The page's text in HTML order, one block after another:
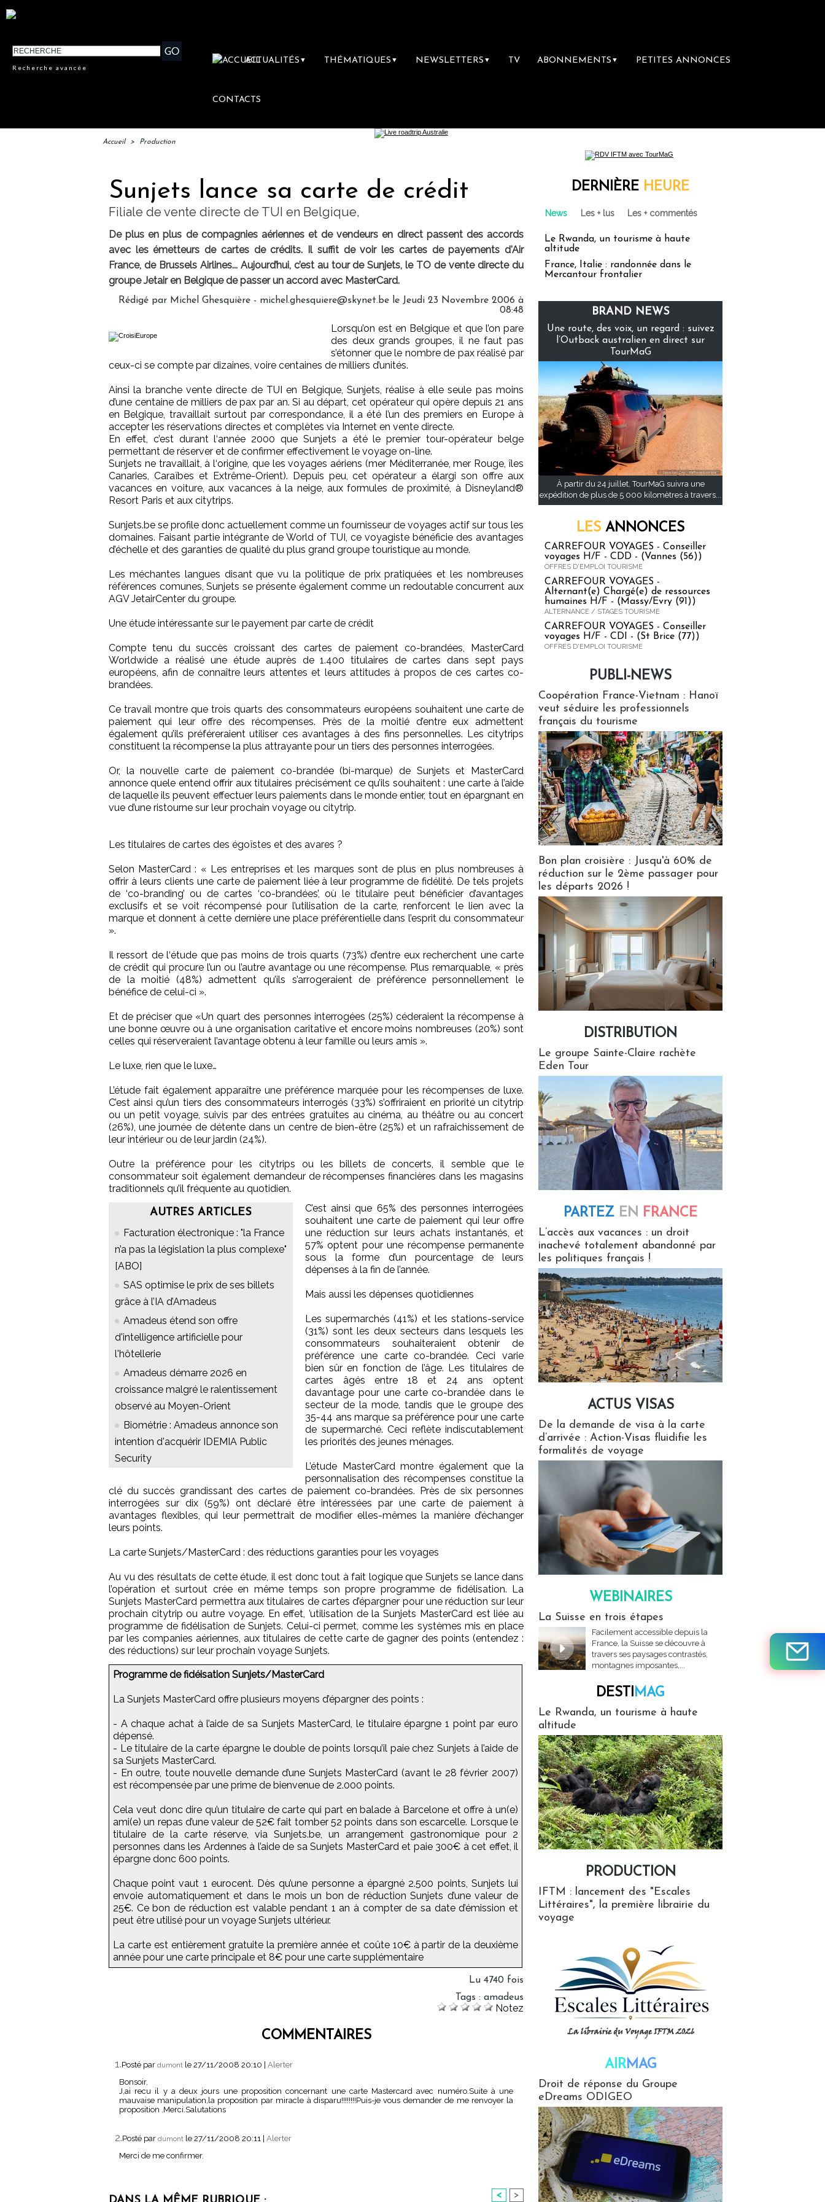
Recherche avancée
ACTUALITÉS ▼ THÉMATIQUES ▼ NEWSLETTERS ▼ TV ABONNEMENTS ▼ PETITES ANNONCES
CONTACTS
Accueil > Production
Sunjets lance sa carte de crédit
Filiale de vente directe de TUI en Belgique,
De plus en plus de compagnies aériennes et de vendeurs en direct passent des accords
avec les émetteurs de cartes de crédits. Il suffit de voir les cartes de payements d'Air
France, de Brussels Airlines... Aujourd’hui, c’est au tour de Sunjets, le TO de vente directe du
groupe Jetair en Belgique de passer un accord avec MasterCard.
Rédigé par Michel Ghesquière - michel.ghesquiere@skynet.be le Jeudi 23 Novembre 2006 à
08:48
Lorsqu’on est en Belgique et que l’on pare
des deux grands groupes, il ne faut pas
s’étonner que le nombre de pax réalisé par
ceux-ci se compte par dizaines, voire centaines de milliers d’unités.
Ainsi la branche vente directe de TUI en Belgique, Sunjets, réalise à elle seule pas moins
d’une centaine de milliers de pax par an. Si au départ, cet opérateur qui opère depuis 21 ans
en Belgique, travaillait surtout par correspondance, il a été l’un des premiers en Europe à
accepter les réservations directes et complètes via Internet en vente directe.
En effet, c’est durant l‘année 2000 que Sunjets a été le premier tour-opérateur belge
permettant de réserver et de confirmer effectivement le voyage on-line.
Sunjets ne travaillait, à l‘origine, que les voyages aériens (mer Méditerranée, mer Rouge, îles
Canaries, Caraïbes et Extrême-Orient). Depuis peu, cet opérateur a élargi son offre aux
vacances en voiture, aux vacances à la neige, aux formules de proximité, à Disneyland®
Resort Paris et aux citytrips.
Sunjets.be se profile donc actuellement comme un fournisseur de voyages actif sur tous les
domaines. Faisant partie intégrante de World of TUI, ce voyagiste bénéficie des avantages
d’échelle et des garanties de qualité du plus grand groupe touristique au monde.
Les méchantes langues disant que vu la politique de prix pratiquées et les nombreuses
références comunes, Sunjets se présente également comme un redoutable concurrent aux
AGV JetairCenter du groupe.
Une étude intéressante sur le payement par carte de crédit
Compte tenu du succès croissant des cartes de paiement co-brandées, MasterCard
Worldwide a réalisé une étude auprès de 1.400 titulaires de cartes dans sept pays
européens, afin de connaître leurs attentes et leurs attitudes à propos de ces cartes co-
brandées.
Ce travail montre que trois quarts des consommateurs européens souhaitent une carte de
paiement qui leur offre des récompenses. Près de la moitié d’entre eux admettent
également qu’ils préféreraient utiliser ces avantages à des fins personnelles. Les citytrips
constituent la récompense la plus attrayante pour un tiers des personnes interrogées.
Or, la nouvelle carte de paiement co-brandée (bi-marque) de Sunjets et MasterCard
annonce quele entend offrir aux titulaires précisément ce qu’ils souhaitent : une carte à l’aide
de laquelle ils peuvent effectuer leurs paiements dans le monde entier, tout en épargnant en
vue d’une ristourne sur leur prochain voyage ou citytrip.
Les titulaires de cartes des égoïstes et des avares ?
Selon MasterCard : « Les entreprises et les marques sont de plus en plus nombreuses à
offrir à leurs clients une carte de paiement liée à leur programme de fidélité. De tels projets
de ‘co-branding’ ou de cartes ‘co-brandées’, où le titulaire peut bénéficier d’avantages
exclusifs et se voit récompensé pour l’utilisation de la carte, renforcent le lien avec la
marque et donnent à cette dernière une place préférentielle dans l’esprit du consommateur
».
Il ressort de l‘étude que pas moins de trois quarts (73%) d’entre eux recherchent une carte
de crédit qui procure l’un ou l’autre avantage ou une récompense. Plus remarquable, « près
de la moitié (48%) admettent qu’ils s’arrogeraient de préférence personnellement le
bénéfice de celui-ci ».
Et de préciser que «Un quart des personnes interrogées (25%) céderaient la récompense à
une bonne œuvre ou à une organisation caritative et encore moins nombreuses (20%) sont
celles qui réserveraient l’avantage obtenu à leur famille ou leurs amis ».
Le luxe, rien que le luxe…
L’étude fait également apparaître une préférence marquée pour les récompenses de luxe.
C’est ainsi qu’un tiers des consommateurs interrogés (33%) s’offriraient en priorité un citytrip
ou un petit voyage, suivis par des entrées gratuites au cinéma, au théâtre ou au concert
(26%), une journée de détente dans un centre de bien-être (25%) et un rafraîchissement de
leur intérieur ou de leur jardin (24%).
Outre la préférence pour les citytrips ou les billets de concerts, il semble que le
consommateur soit également demandeur de récompenses financières dans les magasins
traditionnels qu’il fréquente au quotidien.
AUTRES ARTICLES
Facturation électronique : "la France
n’a pas la législation la plus complexe"
[ABO]
SAS optimise le prix de ses billets
grâce à l’IA d’Amadeus
Amadeus étend son offre
d'intelligence artificielle pour
l'hôtellerie
Amadeus démarre 2026 en
croissance malgré le ralentissement
observé au Moyen-Orient
Biométrie : Amadeus annonce son
intention d'acquérir IDEMIA Public
Security
C’est ainsi que 65% des personnes interrogées
souhaitent une carte de paiement qui leur offre
une réduction sur leurs achats instantanés, et
57% optent pour une récompense permanente
sous la forme d’un pourcentage de leurs
dépenses à la fin de l’année.
Mais aussi les dépenses quotidiennes
Les supermarchés (41%) et les stations-service
(31%) sont les deux secteurs dans lesquels les
consommateurs souhaiteraient obtenir de
préférence une carte co-brandée. Ceci varie
bien sûr en fonction de l’âge. Les titulaires de
cartes âgés entre 18 et 24 ans optent
davantage pour une carte co-brandée dans le
secteur de la mode, tandis que le groupe des
35-44 ans marque sa préférence pour une carte
de supermarché. Ceci reflète indiscutablement
les priorités des jeunes ménages.
L’étude MasterCard montre également que la
personnalisation des récompenses constitue la
clé du succès grandissant des cartes de paiement co-brandées. Près de six personnes
interrogées sur dix (59%) ont déclaré être intéressées par une carte de paiement à
avantages flexibles, qui leur permettrait de modifier elles-mêmes la manière d’échanger
leurs points.
La carte Sunjets/MasterCard : des réductions garanties pour les voyages
Au vu des résultats de cette étude, il est donc tout à fait logique que Sunjets se lance dans
l’opération et surtout crée en même temps son propre programme de fidélisation. La
Sunjets MasterCard permettra aux titulaires de cartes d’épargner pour une réduction sur leur
prochain citytrip ou autre voyage. En effet, ’utilisation de la Sunjets MasterCard est liée au
programme de fidélisation de Sunjets. Celui-ci permet, comme les systèmes mis en place
par les companies aériennes, aux titulaires de cette carte de gagner des points (entendez :
des réductions) sur leur prochain voyage Sunjets.
Programme de fidéisation Sunjets/MasterCard
La Sunjets MasterCard offre plusieurs moyens d’épargner des points :
- A chaque achat à l’aide de sa Sunjets MasterCard, le titulaire épargne 1 point par euro
dépensé.
- Le titulaire de la carte épargne le double de points lorsqu’il paie chez Sunjets à l’aide de
sa Sunjets MasterCard.
- En outre, toute nouvelle demande d’une Sunjets MasterCard (avant le 28 février 2007)
est récompensée par une prime de bienvenue de 2.000 points.
Cela veut donc dire qu’un titulaire de carte qui part en balade à Barcelone et offre à un(e)
ami(e) un repas d’une valeur de 52€ fait tomber 52 points dans son escarcelle. Lorsque le
titulaire de la carte réserve, via Sunjets.be, un arrangement gastronomique pour 2
personnes dans les Ardennes à l’aide de sa Sunjets MasterCard et paie 300€ à cet effet, il
épargne donc 600 points.
Chaque point vaut 1 eurocent. Dès qu’une personne a épargné 2.500 points, Sunjets lui
envoie automatiquement et dans le mois un bon de réduction Sunjets d’une valeur de
25€. Ce bon de réduction est valable pendant 1 an à compter de sa date d’émission et
peut être utilisé pour un voyage Sunjets ultérieur.
La carte est entièrement gratuite la première année et coûte 10€ à partir de la deuxième
année pour une carte principale et 8€ pour une carte supplémentaire
Lu 4740 fois
Tags : amadeus
Notez
COMMENTAIRES
1.Posté par dumont le 27/11/2008 20:10
Alerter
Bonsoir,
J,ai recu il y a deux jours une proposition concernant une carte Mastercard avec numéro.Suite à une
mauvaise manipulation,la proposition par miracle à disparu!!!!!!!!Puis-je vous demander de me renvoyer la
proposition .Merci.Salutations
2.Posté par dumont le 27/11/2008 20:11 Alerter
Merci de me confirmer.
< >
DERNIÈRE HEURE
News Les + lus Les + commentés
Le Rwanda, un tourisme à haute
altitude
France, Italie : randonnée dans le
Mercantour frontalier
BRAND NEWS
Une route, des voix, un regard : suivez
l’Outback australien en direct sur
TourMaG
À partir du 24 juillet, TourMaG suivra une
expédition de plus de 5 000 kilomètres à travers...
LES ANNONCES
CARREFOUR VOYAGES - Conseiller
voyages H/F - CDD - (Vannes (56))
OFFRES D'EMPLOI TOURISME
CARREFOUR VOYAGES -
Alternant(e) Chargé(e) de ressources
humaines H/F - (Massy/Evry (91))
ALTERNANCE / STAGES TOURISME
CARREFOUR VOYAGES - Conseiller
voyages H/F - CDI - (St Brice (77))
OFFRES D'EMPLOI TOURISME
PUBLI-NEWS
Coopération France-Vietnam : Hanoï
veut séduire les professionnels
français du tourisme
Bon plan croisière : Jusqu'à 60% de
réduction sur le 2ème passager pour
les départs 2026 !
DISTRIBUTION
Le groupe Sainte-Claire rachète
Eden Tour
PARTEZ EN FRANCE
L’accès aux vacances : un droit
inachevé totalement abandonné par
les politiques français !
ACTUS VISAS
De la demande de visa à la carte
d’arrivée : Action-Visas fluidifie les
formalités de voyage
WEBINAIRES
La Suisse en trois étapes
Facilement accessible depuis la
France, la Suisse se découvre à
travers ses paysages contrastés,
montagnes imposantes,...
DESTIMAG
Le Rwanda, un tourisme à haute
altitude
PRODUCTION
IFTM : lancement des "Escales
Littéraires", la première librairie du
voyage
AIRMAG
Droit de réponse du Groupe
eDreams ODIGEO